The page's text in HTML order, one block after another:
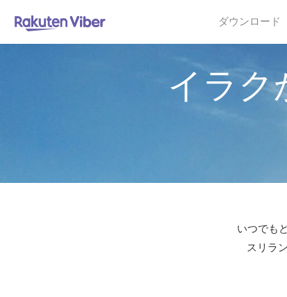
ダウンロード
イラク
いつでも
スリラ